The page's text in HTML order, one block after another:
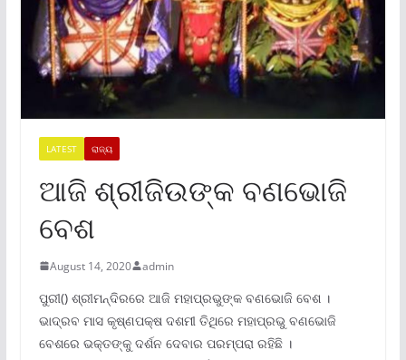
LATEST ରାଜ୍ୟ
ଆଜି ଶ୍ରୀଜିଉଙ୍କ ବଣଭୋଜି
ବେଶ
August 14, 2020 admin
ପୁରୀ() ଶ୍ରୀମନ୍ଦିରରେ ଆଜି ମହାପ୍ରଭୁଙ୍କ ବଣଭୋଜି ବେଶ ।
ଭାଦ୍ରବ ମାସ କୃଷ୍ଣପକ୍ଷ ଦଶମୀ ତିଥିରେ ମହାପ୍ରଭୁ ବଣଭୋଜି
ବେଶରେ ଭକ୍ତଙ୍କୁ ଦର୍ଶନ ଦେବାର ପରମ୍ପରା ରହିଛି ।